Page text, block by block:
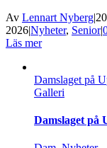
Av Lennart Nyberg|
2026|Nyheter, Senior|
Läs mer
Damslaget på
Galleri
Damslaget på